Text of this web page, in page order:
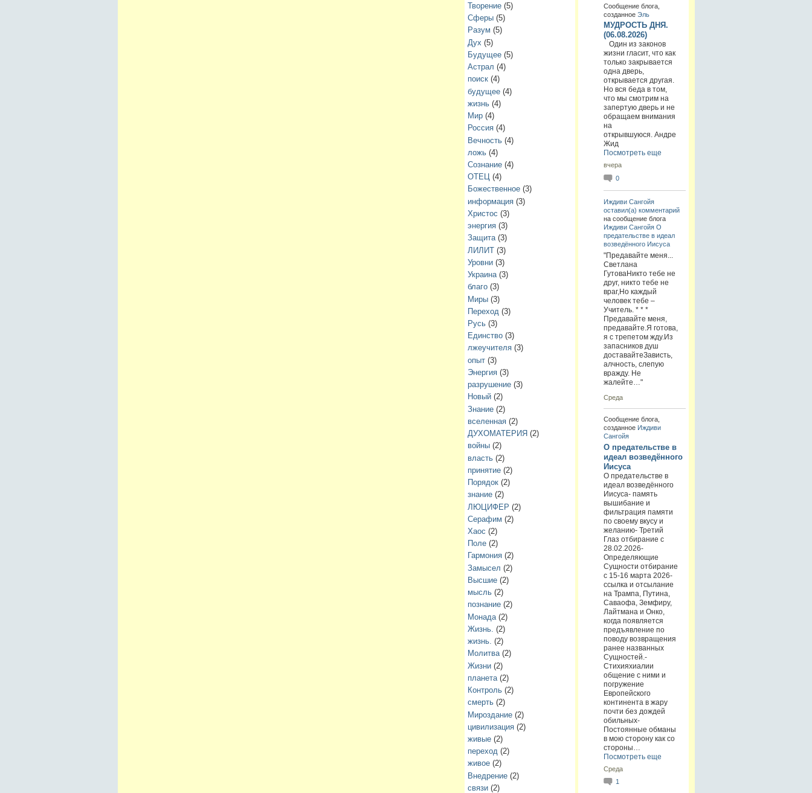
Творение(5)
Сферы(5)
Разум (5)
Дух (5)
Будущее(5)
Астрал (4)
поиск(4)
будущее(4)
жизнь(4)
Мир(4)
Россия(4)
Вечность(4)
ложь(4)
Сознание(4)
ОТЕЦ(4)
Божественное(3)
информация(3)
Христос (3)
энергия(3)
Защита(3)
ЛИЛИТ(3)
Уровни(3)
Украина(3)
благо(3)
Миры(3)
Переход (3)
Русь(3)
Единство(3)
лжеучителя(3)
опыт(3)
Энергия(3)
разрушение(3)
Новый(2)
Знание(2)
вселенная(2)
ДУХОМАТЕРИЯ (2)
войны(2)
власть(2)
принятие(2)
Порядок(2)
знание(2)
ЛЮЦИФЕР (2)
Серафим (2)
Хаос (2)
Поле(2)
Гармония(2)
Замысел (2)
Высшие(2)
мысль(2)
познание(2)
Монада(2)
Жизнь. (2)
жизнь. (2)
Молитва(2)
Жизни(2)
планета(2)
Контроль(2)
смерть(2)
Мироздание(2)
цивилизация(2)
живые(2)
переход(2)
живое(2)
Внедрение(2)
связи(2)
Сообщение блога,
созданное Эль
МУДРОСТЬ ДНЯ.
(06.08.2026)
Один из законов
жизни гласит, что как
только закрывается
одна дверь,
открывается другая.
Но вся беда в том,
что мы смотрим на
запертую дверь и не
обращаем внимания
на
открывшуюся. Андре
Жид
Посмотреть еще
вчера
0
Иждиви Сангойя
оставил(а) комментарий
на сообщение блога
Иждиви Сангойя О
предательстве в идеал
возведённого Иисуса
"Предавайте меня...
Светлана
ГутоваНикто тебе не
друг, никто тебе не
враг,Но каждый
человек тебе –
Учитель. * * *
Предавайте меня,
предавайте.Я готова,
я с трепетом жду.Из
запасников душ
доставайтеЗависть,
алчность, слепую
вражду. Не
жалейте…"
Среда
Сообщение блога,
созданное Иждиви
Сангойя
О предательстве в
идеал возведённого
Иисуса
О предательстве в
идеал возведённого
Иисуса- память
вышибание и
фильтрация памяти
по своему вкусу и
желанию- Третий
Глаз отбирание с
28.02.2026-
Определяющие
Сущности отбирание
с 15-16 марта 2026-
ссылка и отсылание
на Трампа, Путина,
Саваофа, Земфиру,
Лайтмана и Онко,
когда появляется
предъявление по
поводу возвращения
ранее названных
Сущностей.-
Стихияхиалии
общение с ними и
погружение
Европейского
континента в жару
почти без дождей
обильных-
Постоянные обманы
в мою сторону как со
стороны…
Посмотреть еще
Среда
1